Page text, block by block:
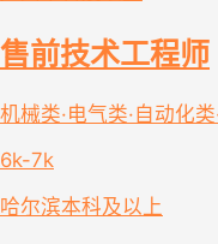
售前技术工程师
机械类·电气类·自动化
6k-7k
哈尔滨本科及以上